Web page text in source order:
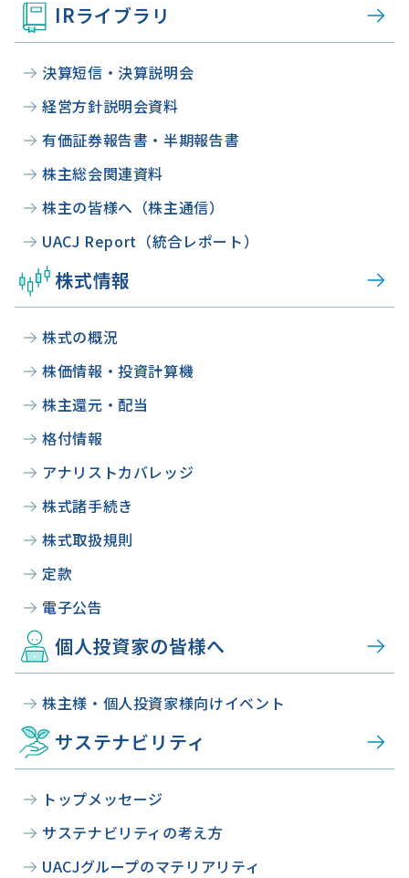
IRライブラリ
決算短信・決算説明会
経営方針説明会資料
有価証券報告書・半期報告書
株主総会関連資料
株主の皆様へ（株主通信）
UACJ Report（統合レポート）
株式情報
株式の概況
株価情報・投資計算機
株主還元・配当
格付情報
アナリストカバレッジ
株式諸手続き
株式取扱規則
定款
電子公告
個人投資家の皆様へ
株主様・個人投資家様向けイベント
サステナビリティ
トップメッセージ
サステナビリティの考え方
UACJグループのマテリアリティ